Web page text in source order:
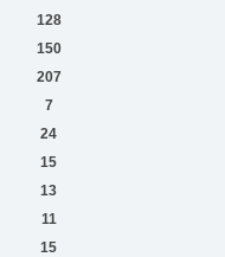
128
150
207
7
24
15
13
11
15